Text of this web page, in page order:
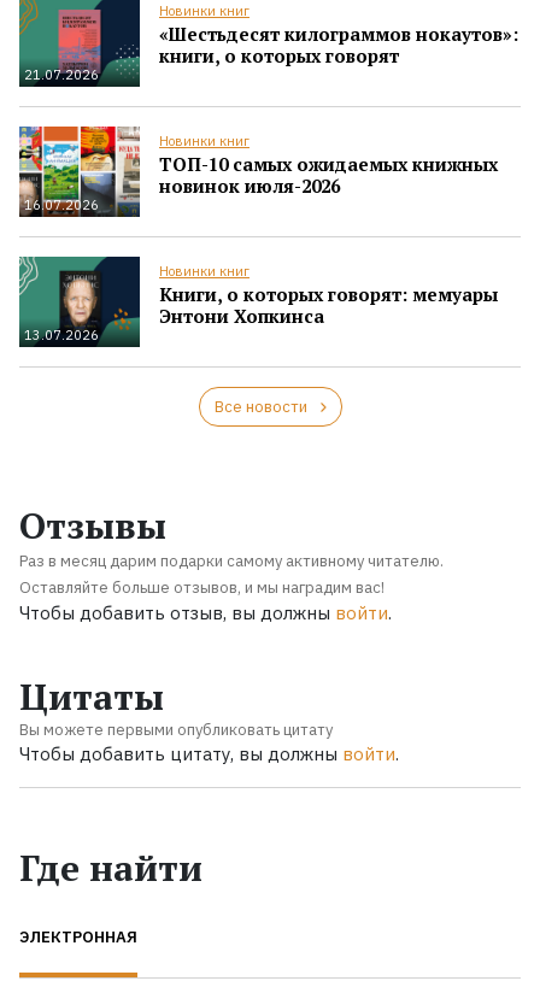
21.07.2026
Новинки книг
«Шестьдесят килограммов нокаутов»:
книги, о которых говорят
16.07.2026
Новинки книг
ТОП-10 самых ожидаемых книжных
новинок июля-2026
13.07.2026
Новинки книг
Книги, о которых говорят: мемуары
Энтони Хопкинса
Все новости
Отзывы
Раз в месяц дарим подарки самому активному читателю.
Оставляйте больше отзывов, и мы наградим вас!
Чтобы добавить отзыв, вы должны войти.
Цитаты
Вы можете первыми опубликовать цитату
Чтобы добавить цитату, вы должны войти.
Где найти
ЭЛЕКТРОННАЯ